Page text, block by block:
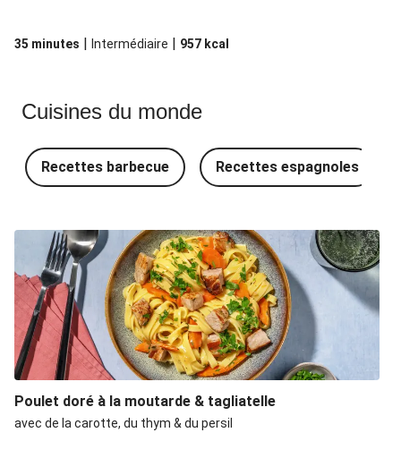
35 minutes | Intermédiaire | 957 kcal
Cuisines du monde
Recettes barbecue Recettes espagnoles
Poulet doré à la moutarde & tagliatelle
avec de la carotte, du thym & du persil